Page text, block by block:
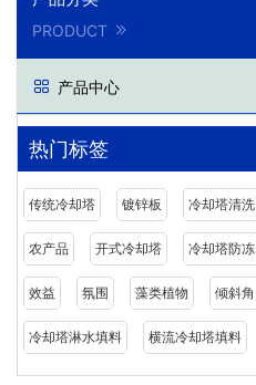
PRODUCT
产品中心
热门标签
传统冷却塔 镀锌板 冷却塔清洗
农产品 开式冷却塔 冷却塔防冻
效益 氛围 藻类植物 倾斜角
冷却塔淋水填料 横流冷却塔填料